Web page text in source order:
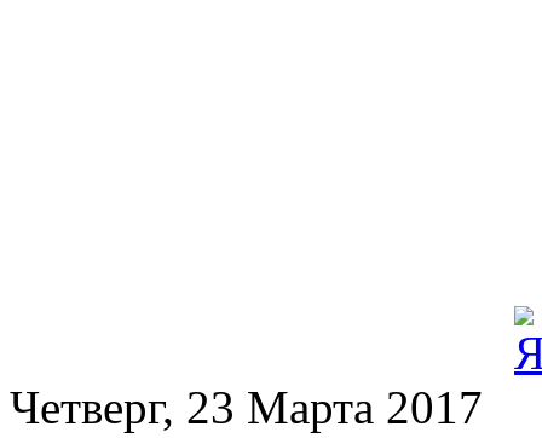
Четверг, 23 Марта 2017